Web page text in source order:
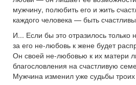
мужчину, полюбить его и жить
каждого человека — быть
И... Если бы это отразилось только
за его не-любовь к жене будет
Он своей не-любовью к их матери
благословления на счастливую
Мужчина изменил уже судьбы